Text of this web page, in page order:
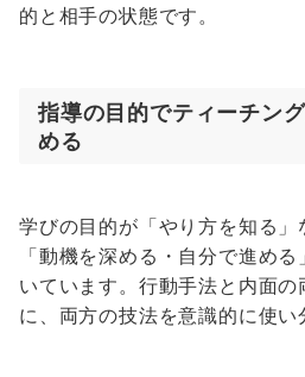
的と相手の状態です。
指導の目的でティーチン
める
学びの目的が「やり方を知る」
「動機を深める・自分で進め
いています。行動手法と内面
に、両方の技法を意識的に使い